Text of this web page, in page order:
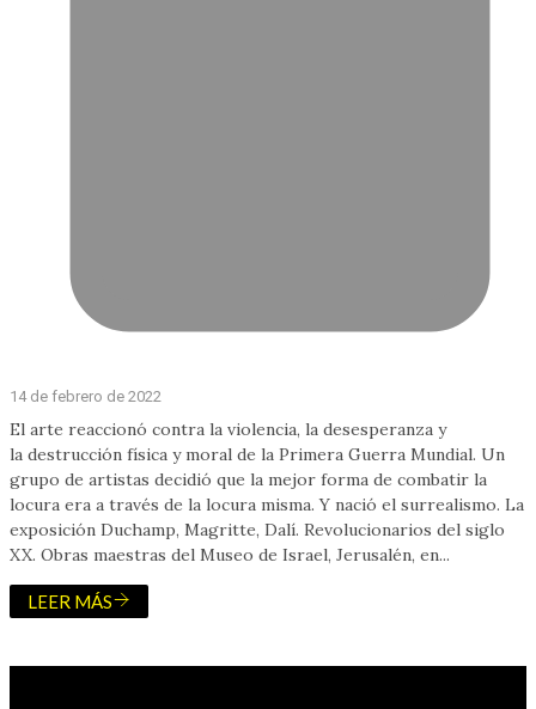
14 de febrero de 2022
El arte reaccionó contra la violencia, la desesperanza y
la destrucción física y moral de la Primera Guerra Mundial. Un
grupo de artistas decidió que la mejor forma de combatir la
locura era a través de la locura misma. Y nació el surrealismo. La
exposición Duchamp, Magritte, Dalí. Revolucionarios del siglo
XX. Obras maestras del Museo de Israel, Jerusalén, en...
LEER MÁS